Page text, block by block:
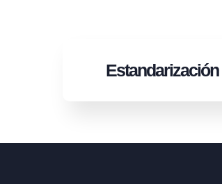
Estandarización